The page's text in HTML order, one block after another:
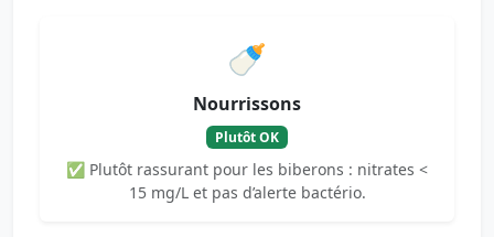
🍼
Nourrissons
Plutôt OK
✅ Plutôt rassurant pour les biberons : nitrates <
15 mg/L et pas d’alerte bactério.